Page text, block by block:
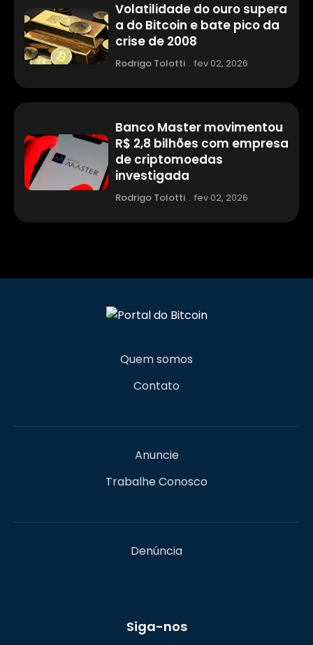
Volatilidade do ouro supera
a do Bitcoin e bate pico da
crise de 2008
Rodrigo Tolotti . fev 02, 2026
Banco Master movimentou
R$ 2,8 bilhões com empresa
de criptomoedas
investigada
Rodrigo Tolotti . fev 02, 2026
Quem somos
Contato
Anuncie
Trabalhe Conosco
Denúncia
Siga-nos